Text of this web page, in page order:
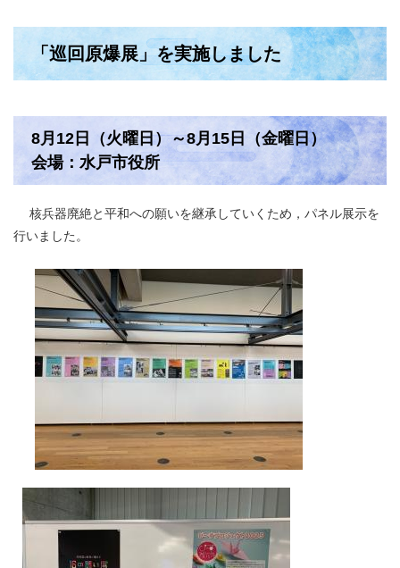
「巡回原爆展」を実施しました
8月12日（火曜日）～8月15日（金曜日）
会場：水戸市役所
核兵器廃絶と平和への願いを継承していくため，パネル展示を
行いました。